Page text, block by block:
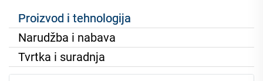
Proizvod i tehnologija
Narudžba i nabava
Tvrtka i suradnja